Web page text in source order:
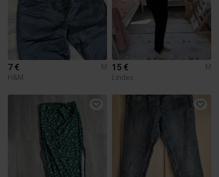
7 €
M
H&M
15 €
M
Lindex